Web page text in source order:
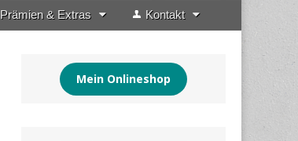
Prämien & Extras Kontakt
Mein Onlineshop